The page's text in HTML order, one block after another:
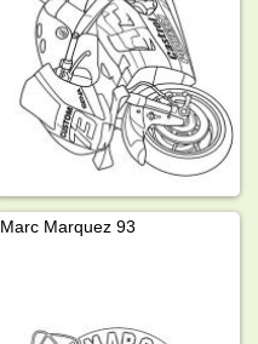
Marc Marquez 93